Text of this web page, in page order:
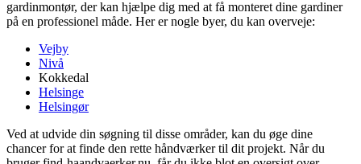
gardinmontør, der kan hjælpe dig med at få monteret dine gardiner
på en professionel måde. Her er nogle byer, du kan overveje:
Vejby
Nivå
Kokkedal
Helsinge
Helsingør
Ved at udvide din søgning til disse områder, kan du øge dine
chancer for at finde den rette håndværker til dit projekt. Når du